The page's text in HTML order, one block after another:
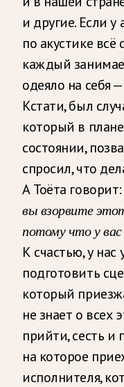
и другие. Если
по акустике всё
каждый
одеяло на себя
Кстати, был
который в
состоянии,
спросил, что
А Тоёта говорит:
вы взорвите
потому что у вас
К счастью, у
подготовить
который
не знает о всех
прийти, сесть и
на которое
исполнителя,